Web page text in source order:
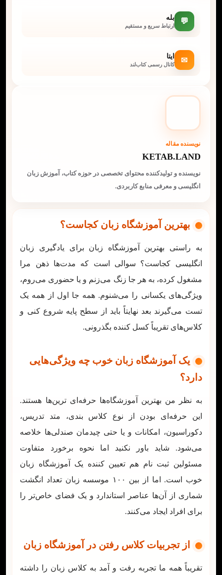
💬 بله
ارتباط سریع و مستقیم
✉ ایتا
کانال رسمی کتاب‌لند
نویسنده مقاله
KETAB.LAND
نویسنده و تولیدکننده محتوای تخصصی در حوزه کتاب، آموزش زبان
انگلیسی و معرفی منابع کاربردی.
بهترین آموزشگاه زبان کجاست؟
به راستی بهترین آموزشگاه زبان برای یادگیری زبان
انگلیسی کجاست؟ سوالی است که مدت‌ها ذهن مرا
مشغول کرده، به هر جا زنگ می‌زنم و یا حضوری می‌روم،
ویژگی‌های یکسانی را می‌شنوم. همه جا اول از همه یک
تست می‌گیرند بعد نهایتاً باید از سطح پایه شروع کنی و
کلاس‌های تقریباً کسل کننده بگذرونی.
یک آموزشگاه زبان خوب چه ویژگی‌هایی
دارد؟
به نظر من بهترین آموزشگاه‌ها حرفه‌ای ترین‌ها هستند.
این حرفه‌ای بودن از نوع کلاس بندی، متد تدریس،
دکوراسیون، امکانات و یا حتی چیدمان صندلی‌ها خلاصه
می‌شود. شاید باور نکنید اما نحوه برخورد متفاوت
مسئولین ثبت نام هم تعیین کننده یک آموزشگاه زبان
خوب است. اما از بین ۱۰۰ موسسه زبان تعداد انگشت
شماری از آن‌ها عناصر استاندارد و یک فضای خاص‌تر را
برای افراد ایجاد می‌کنند.
از تجربیات کلاس رفتن در آموزشگاه زبان
تقریباً همه ما تجربه رفت و آمد به کلاس زبان را داشته